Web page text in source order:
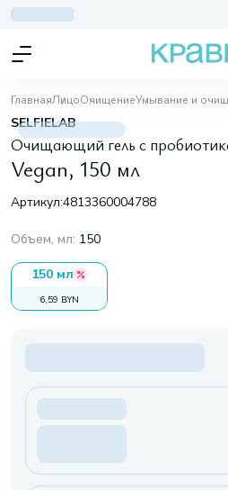
ГлавнаяЛицоОчищениеУмывание и
SELFIELAB
Очищающий гель с
Vegan, 150 мл
Артикул:4813360004788
Объем, мл: 150
150 мл
6,59 BYN